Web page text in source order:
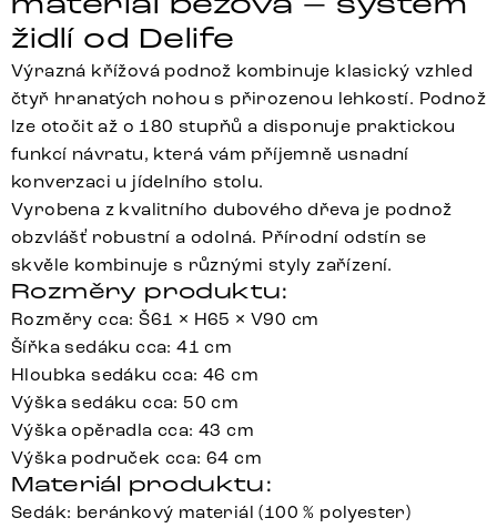
židlí od Delife
Výrazná křížová podnož kombinuje klasický vzhled
čtyř hranatých nohou s přirozenou lehkostí. Podnož
lze otočit až o 180 stupňů a disponuje praktickou
funkcí návratu, která vám příjemně usnadní
konverzaci u jídelního stolu.
Vyrobena z kvalitního dubového dřeva je podnož
obzvlášť robustní a odolná. Přírodní odstín se
skvěle kombinuje s různými styly zařízení.
Rozměry produktu:
Rozměry cca: Š61 × H65 × V90 cm
Šířka sedáku cca: 41 cm
Hloubka sedáku cca: 46 cm
Výška sedáku cca: 50 cm
Výška opěradla cca: 43 cm
Výška područek cca: 64 cm
Materiál produktu:
Sedák: beránkový materiál (100 % polyester)